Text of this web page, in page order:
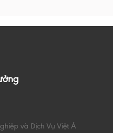
và Dịch Vụ Việt Á